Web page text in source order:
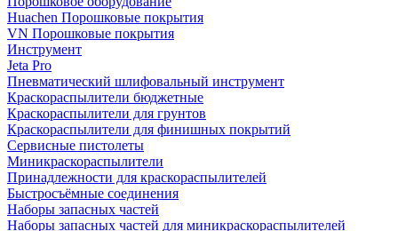
Huachen Порошковые покрытия
VN Порошковые покрытия
Инструмент
Jeta Pro
Пневматический шлифовальный инструмент
Краскораспылители бюджетные
Краскораспылители для грунтов
Краскораспылители для финишных покрытий
Сервисные пистолеты
Миникраскораспылители
Принадлежности для краскораспылителей
Быстросъёмные соединения
Наборы запасных частей
Наборы запасных частей для миникраскораспылителей